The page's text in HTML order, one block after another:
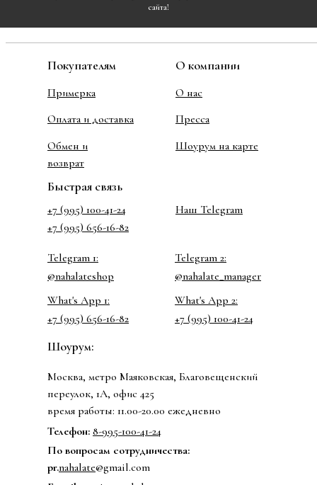
сайта!
Примерка
О нас
Оплата и доставка
Обмен и
возврат
Покупателям О компании
Пресса
Шоурум:
Москва, метро Маяковская, Благовещенский
переулок, 1А, офис 425
время работы: 11.00-20.00 ежедневно
Шоурум на карте
Телефон: 8-995-100-41-24
Быстрая связь
По вопросам сотрудничества:
pr.nahalate@gmail.com
+7 (995) 100-41-24
Telegram 1:
Наш Telegram
@nahalate_manager
Telegram 2:
@nahalateshop
What's App 1:
+7 (995) 100-41-24
What's App 2:
+7 (995) 656-16-82
+7 (995) 656-16-82